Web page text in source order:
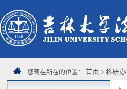
您现在所在的位置： 首页 > 科研办